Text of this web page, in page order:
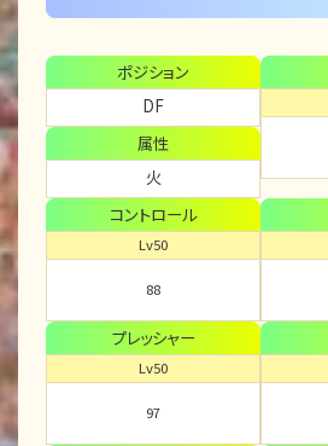
ポジション
DF
属性
火
コントロール
Lv50
88
プレッシャー
Lv50
97